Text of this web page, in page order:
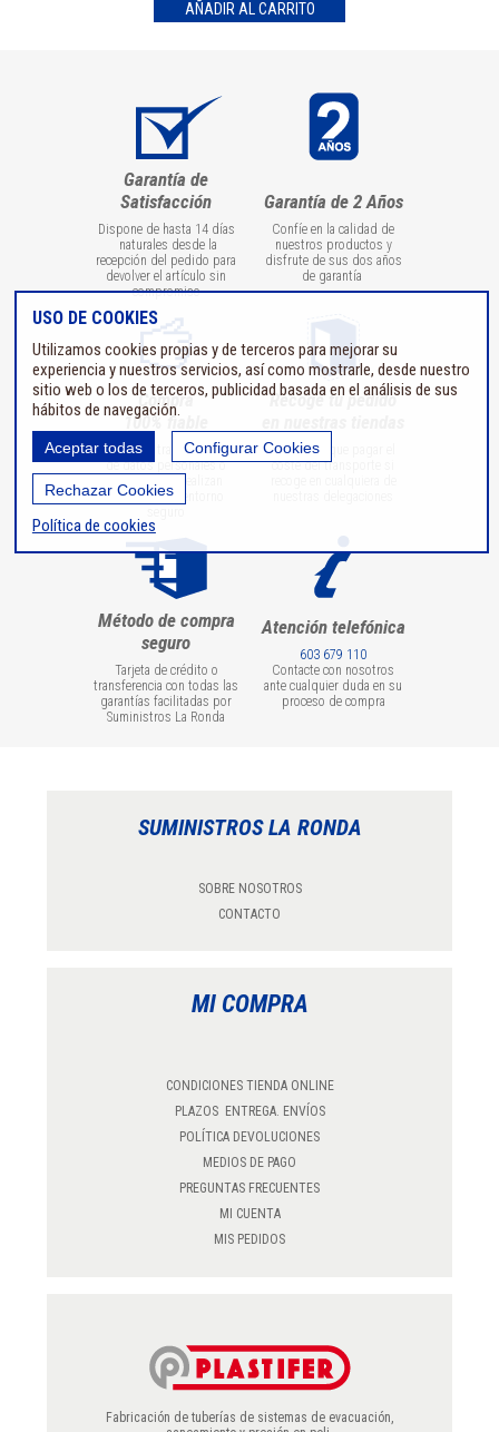
Garantía de
Satisfacción
Dispone de hasta 14 días
naturales desde la
recepción del pedido para
devolver el artículo sin
compromiso
Garantía de 2 Años
Confíe en la calidad de
nuestros productos y
disfrute de sus dos años
de garantía
Compra
100% fiable
Todas las transmisiones
de datos personales o
bancarios se realizan
utilizando un entorno
Recoge tu pedido
No tendrá que pagar el
coste del transporte si
Método de compra
seguro
Tarjeta de crédito o
transferencia con todas las
garantías facilitadas por
Suministros La Ronda
Atención telefónica
603 679 110
Contacte con nosotros
ante cualquier duda en su
proceso de compra
SUMINISTROS LA RONDA
SOBRE NOSOTROS
CONTACTO
MI COMPRA
CONDICIONES TIENDA ONLINE
PLAZOS ENTREGA. ENVÍOS
POLÍTICA DEVOLUCIONES
MEDIOS DE PAGO
PREGUNTAS FRECUENTES
MI CUENTA
MIS PEDIDOS
Fabricación de tuberías de sistemas de evacuación,
USO DE COOKIES
Utilizamos cookies propias y de terceros para mejorar su
experiencia y nuestros servicios, así como mostrarle, desde nuestro
sitio web o los de terceros, publicidad basada en el análisis de sus
hábitos de navegación.
Aceptar todas Configurar Cookies
Rechazar Cookies
Política de cookies